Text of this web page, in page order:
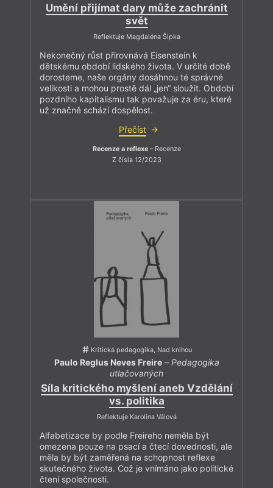
Umění přijímat dary může zachránit
svět
Reflektuje Magdaléna Šipka
Nekonečný růst přirovnává Eisenstein k
dětskému období lidského života. V určité době
dorosteme, naše orgány dosáhnou té správné
velikosti a mohou prostě dál „jen“ sloužit. Období
pozdního kapitalismu tak považuje za éru, které
už značně schází dospělost.
Přečíst
Recenze a reflexe– Recenze
Z čísla 12/2023
Kritická pedagogika, Nad knihou
Paulo Reglus Neves Freire– Pedagogika
utlačovaných
Síla kritického myšlení aneb Vzdělání
vs. politika
Reflektuje Karolina Válová
Alfabetizace by podle Freireho neměla být
omezena pouze na psací a čtecí dovednosti, ale
měla by být zaměřená na schopnost reflexe
skutečného života. Což je vnímáno jako politické
čtení společnosti.